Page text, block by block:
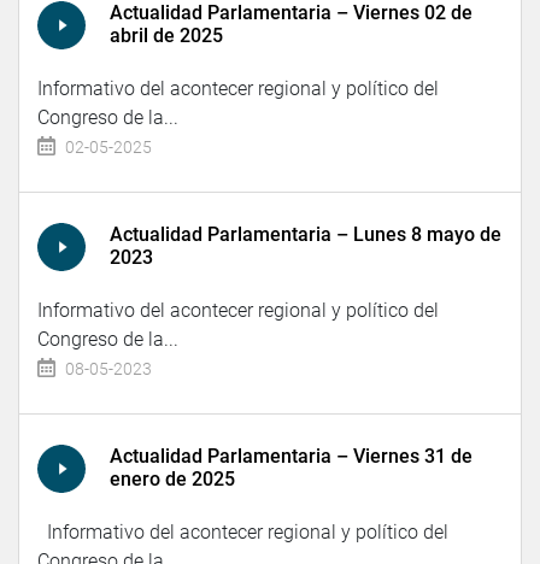
Actualidad Parlamentaria – Viernes 02 de
abril de 2025
Informativo del acontecer regional y político del
Congreso de la...
02-05-2025
Actualidad Parlamentaria – Lunes 8 mayo de
2023
Informativo del acontecer regional y político del
Congreso de la...
08-05-2023
Actualidad Parlamentaria – Viernes 31 de
enero de 2025
Informativo del acontecer regional y político del